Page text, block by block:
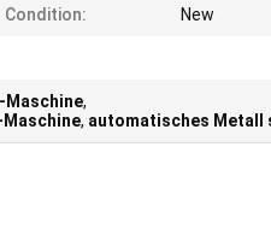
Condition: New
Maschine,
, automatisches Metall